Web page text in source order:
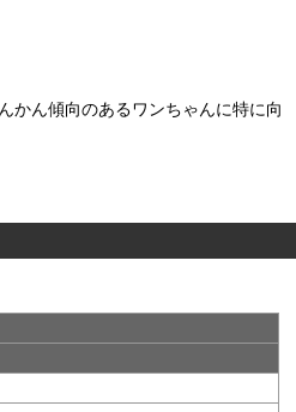
かん傾向のあるワンちゃんに特に向